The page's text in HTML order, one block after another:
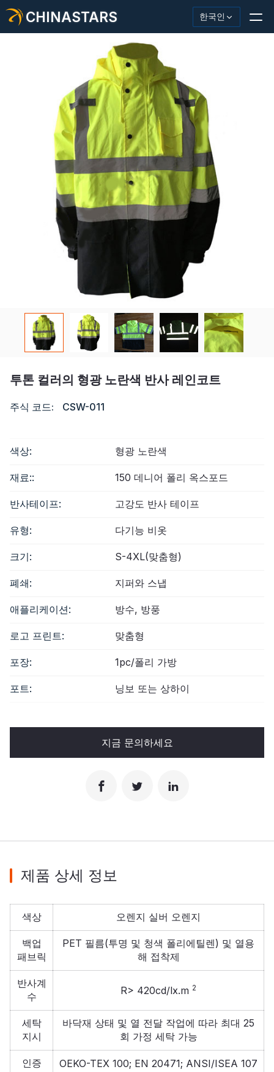
CHINASTARS 한국인
반사재/테이프
패션 반사 직물
어둠 속에서 빛나는 소재
산업용 세척 트림
CHINASTARS 정보
목록
비디오
연락하다
투톤 컬러의 형광 노란색 반사 레인코트
주식 코드: CSW-011
색상: 형광 노란색
재료:: 150 데니어 폴리 옥스포드
반사테이프: 고강도 반사 테이프
유형: 다기능 비옷
크기: S-4XL(맞춤형)
폐쇄: 지퍼와 스냅
애플리케이션: 방수, 방풍
로고 프린트: 맞춤형
포장: 1pc/폴리 가방
포트: 닝보 또는 상하이
지금 문의하세요
제품 상세 정보
색상 오렌지 실버 오렌지
백업
패브릭
PET 필름(투명 및 청색 폴리에틸렌) 및 열용
해 접착제
반사계
수
R> 420cd/lx.m 2
세탁
지시
바닥재 상태 및 열 전달 작업에 따라 최대 25
회 가정 세탁 가능
인증 OEKO-TEX 100; EN 20471; ANSI/ISEA 107